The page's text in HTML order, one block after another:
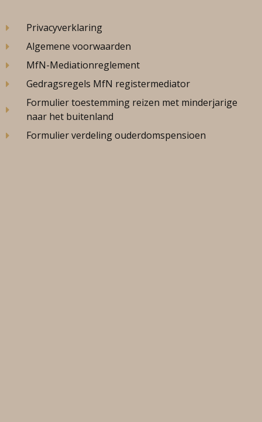
Privacyverklaring
Algemene voorwaarden
MfN-Mediationreglement
Gedragsregels MfN registermediator
Formulier toestemming reizen met minderjarige
naar het buitenland
Formulier verdeling ouderdomspensioen